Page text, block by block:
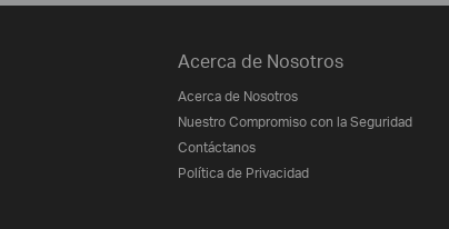
Acerca de Nosotros
Acerca de Nosotros
Nuestro Compromiso con la Seguridad
Contáctanos
Política de Privacidad